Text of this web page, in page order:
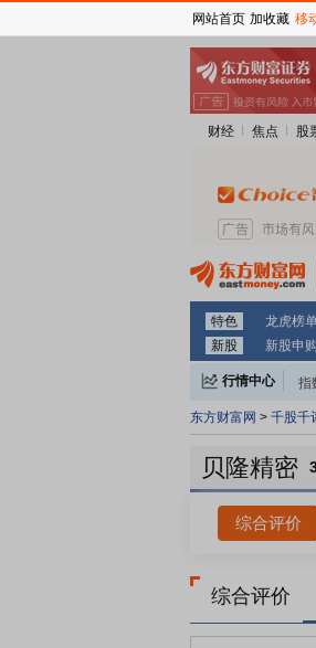
财经 焦点 股
特色 龙虎榜
新股
新股申购
行情中心 指
东方财富网 > 千股千
贝隆精密
综合评价
综合评价
网站首页 加收藏 移